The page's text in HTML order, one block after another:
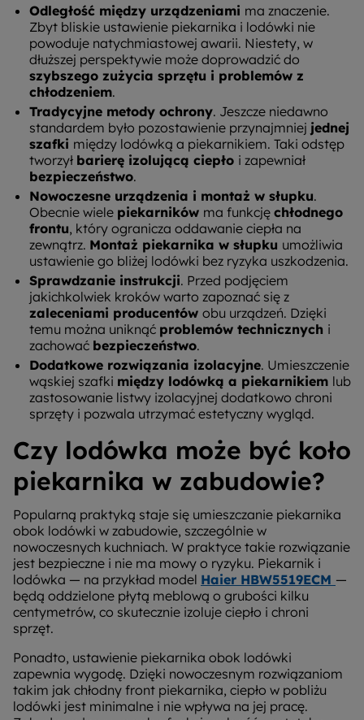
Odległość między urządzeniami ma znaczenie.
Zbyt bliskie ustawienie piekarnika i lodówki nie
powoduje natychmiastowej awarii. Niestety, w
dłuższej perspektywie może doprowadzić do
szybszego zużycia sprzętu i problemów z
chłodzeniem.
Tradycyjne metody ochrony. Jeszcze niedawno
standardem było pozostawienie przynajmniej jednej
szafki między lodówką a piekarnikiem. Taki odstęp
tworzył barierę izolującą ciepło i zapewniał
bezpieczeństwo.
Nowoczesne urządzenia i montaż w słupku.
Obecnie wiele piekarników ma funkcję chłodnego
frontu, który ogranicza oddawanie ciepła na
zewnątrz. Montaż piekarnika w słupku umożliwia
ustawienie go bliżej lodówki bez ryzyka uszkodzenia.
Sprawdzanie instrukcji. Przed podjęciem
jakichkolwiek kroków warto zapoznać się z
zaleceniami producentów obu urządzeń. Dzięki
temu można uniknąć problemów technicznych i
zachować bezpieczeństwo.
Dodatkowe rozwiązania izolacyjne. Umieszczenie
wąskiej szafki między lodówką a piekarnikiem lub
zastosowanie listwy izolacyjnej dodatkowo chroni
sprzęty i pozwala utrzymać estetyczny wygląd.
Czy lodówka może być koło
piekarnika w zabudowie?
Popularną praktyką staje się umieszczanie piekarnika
obok lodówki w zabudowie, szczególnie w
nowoczesnych kuchniach. W praktyce takie rozwiązanie
jest bezpieczne i nie ma mowy o ryzyku. Piekarnik i
lodówka — na przykład model Haier HBW5519ECM —
będą oddzielone płytą meblową o grubości kilku
centymetrów, co skutecznie izoluje ciepło i chroni
sprzęt.
Ponadto, ustawienie piekarnika obok lodówki
zapewnia wygodę. Dzięki nowoczesnym rozwiązaniom
takim jak chłodny front piekarnika, ciepło w pobliżu
lodówki jest minimalne i nie wpływa na jej pracę.